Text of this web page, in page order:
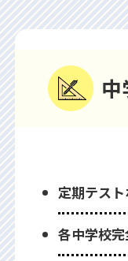
定期テス
各中学校